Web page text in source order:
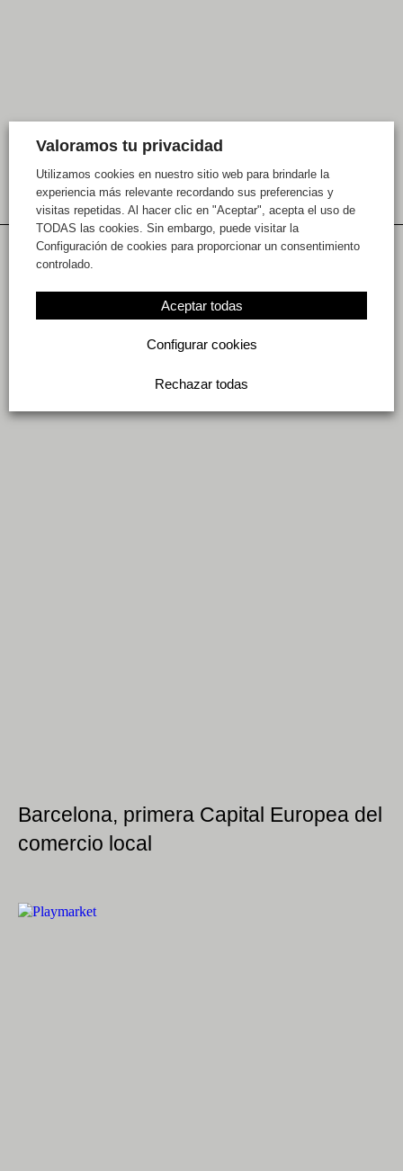
Barcelona, primera Capital Europea del
comercio local
Valoramos tu privacidad
Utilizamos cookies en nuestro sitio web para brindarle la
experiencia más relevante recordando sus preferencias y
visitas repetidas. Al hacer clic en "Aceptar", acepta el uso de
TODAS las cookies. Sin embargo, puede visitar la
Configuración de cookies para proporcionar un consentimiento
controlado.
Aceptar todas
Configurar cookies
Rechazar todas